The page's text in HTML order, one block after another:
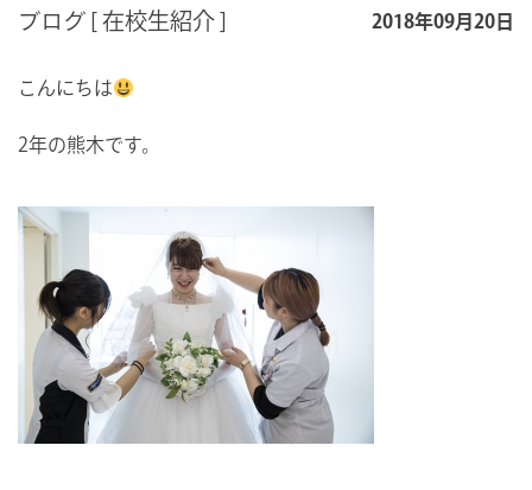
ブログ [ 在校生紹介 ] 2018年09月20日
こんにちは
2年の熊木です。